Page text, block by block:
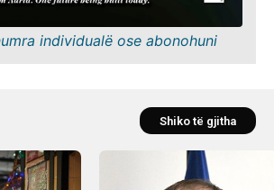
individualë ose abonohuni
Shiko të gjitha